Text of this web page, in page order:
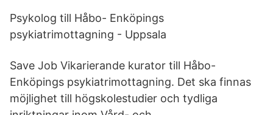
Psykolog till Håbo- Enköpings
psykiatrimottagning - Uppsala
Save Job Vikarierande kurator till Håbo-
Enköpings psykiatrimottagning. Det ska finnas
möjlighet till högskolestudier och tydliga